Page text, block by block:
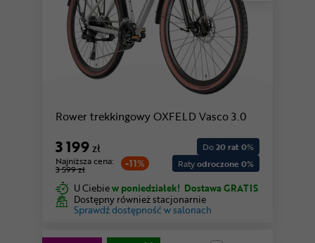
Rower trekkingowy OXFELD Vasco 3.0
3 199zł
-11%
Najniższa cena:
3 599 zł
Do20 rat 0%
Ratyodroczone 0%
U Ciebiew poniedziałek! Dostawa GRATIS
Dostępny również stacjonarnie
Sprawdź dostępność w salonach